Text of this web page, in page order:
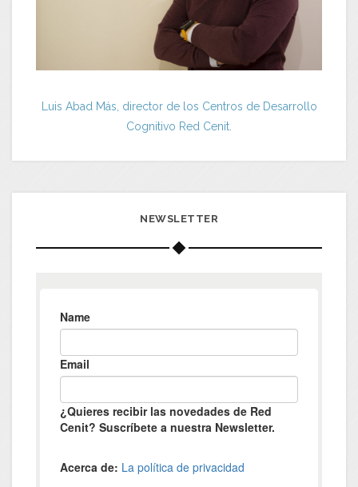
Luis Abad Más, director de los Centros de Desarrollo
Cognitivo Red Cenit.
NEWSLETTER